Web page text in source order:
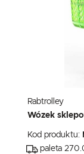
Rabtrolley
Wózek
Kod produktu:
paleta